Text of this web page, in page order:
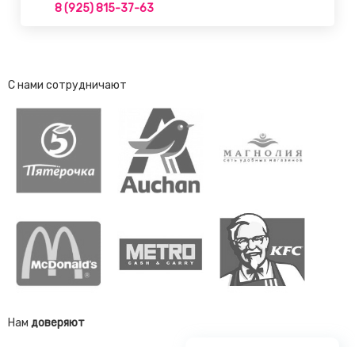
8 (925) 815-37-63
С нами сотрудничают
Нам доверяют